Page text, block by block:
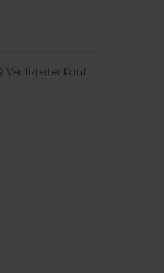
Verifizierter Kauf